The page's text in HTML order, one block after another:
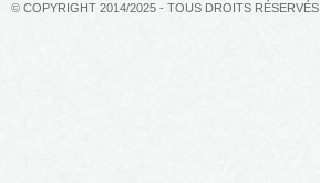
© COPYRIGHT 2014/2025 - TOUS DROITS RÉSERVÉS